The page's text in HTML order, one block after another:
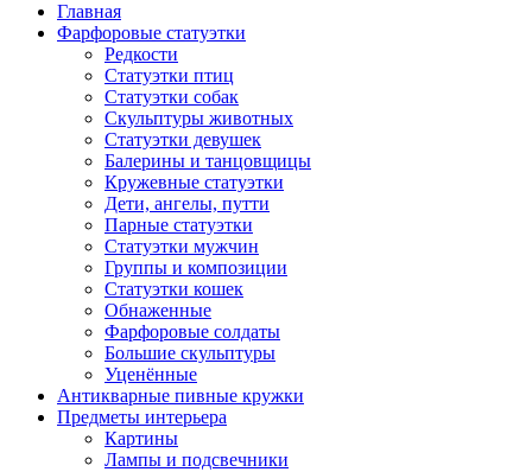
Главная
Фарфоровые статуэтки
Редкости
Cтатуэтки птиц
Cтатуэтки собак
Скульптуры животных
Статуэтки девушек
Балерины и танцовщицы
Кружевные статуэтки
Дети, ангелы, путти
Парные статуэтки
Статуэтки мужчин
Группы и композиции
Статуэтки кошек
Обнаженные
Фарфоровые солдаты
Большие скульптуры
Уценённые
Антикварные пивные кружки
Предметы интерьера
Картины
Лампы и подсвечники